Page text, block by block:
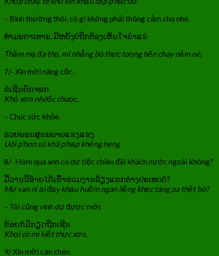
– Bình thường thôi, có gì không phải thông cảm cho nhé.
ທຳມະດາເທາະ, ມີຫຍັງບໍ່ຖືກຕ້ອງເຫັນໃຈນຳແນ່
Thăm mạ đa thọ, mi nhẳng bò thực toọng hển chay năm nè.
7/- Xin mời nâng cốc.
ຂໍເຊີນຍົກຈອກ
Khỏ xơn nhôốc choọc.
– Chúc sức khỏe.
ອວຍພອນສຸຂະພາບແຂງແຮງ
Uôi p’hon sú khá p’hạp khẻng heng
8/- Hôm qua anh có dự tiệc chiêu đãi khách nước ngoài không?
ມື້ວານນີ້ອ້າຍໄດ້ເຂົ້າຮ່ວມງານລ້ຽງແຂກຕ່າງປະເທດບໍ່?
Mự van nị ại đạy khạu huồm ngan liệng khẹc tàng pa thệt bò?
– Tôi cũng vinh dự được mời.
ຂ້ອຍກໍ່ມີກຽດຖືກເຊີນ
Khọi cò mi kiệt thực xơn.
9/ Xin mời cạn chén.